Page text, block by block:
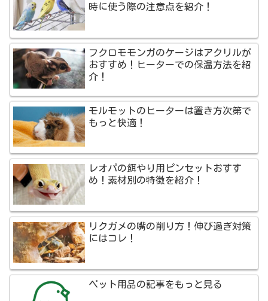
時に使う際の注意点を紹介！
フクロモモンガのケージはアクリルが
おすすめ！ヒーターでの保温方法を紹
介！
モルモットのヒーターは置き方次第で
もっと快適！
レオパの餌やり用ピンセットおすす
め！素材別の特徴を紹介！
リクガメの嘴の削り方！伸び過ぎ対策
にはコレ！
ペット用品の記事をもっと見る